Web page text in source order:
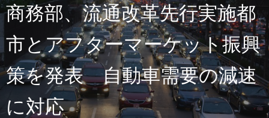
商務部、流通改革先行実施都
市とアフターマーケット振興
策を発表 自動車需要の減速
に対応